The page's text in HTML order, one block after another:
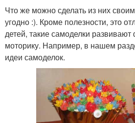
Что же можно сделать из них
угодно :). Кроме полезности, это
детей, такие самоделки
моторику. Например, в нашем
идеи самоделок.